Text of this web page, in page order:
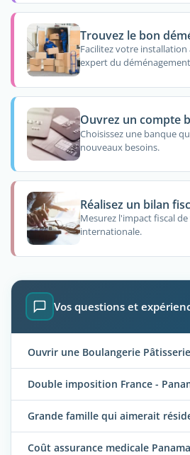
Trouvez le bon
Facilitez votre installation
expert du
Ouvrez un compte
Choisissez une banque
nouveaux besoins.
Réalisez un bilan
Mesurez l'impact fiscal
internationale.
Vos questions et
Ouvrir une Boulangerie
Double imposition France -
Grande famille qui aimerait
Coût assurance medicale Panama